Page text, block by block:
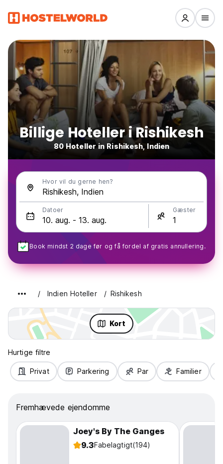
Billige Hoteller i Rishikesh
80 Hoteller in Rishikesh, Indien
Hvor vil du gerne hen?
Datoer Gæster
Book mindst 2 dage før og få fordel af gratis annullering.
Indien Hoteller Rishikesh
Kort
Hurtige filtre
Privat Parkering Par Familier
Fremhævede ejendomme
Joey's By The Ganges
9.3Fabelagtigt(194)